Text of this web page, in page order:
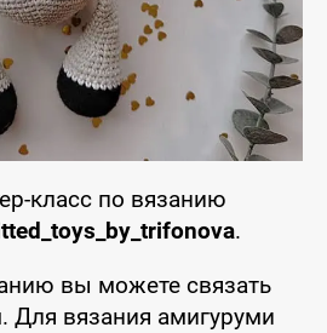
класс по вязанию
.
вы можете связать
Для вязания амигуруми